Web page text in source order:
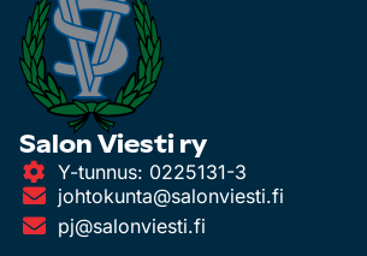
Salon Viesti ry
Y-tunnus: 0225131-3
johtokunta@salonviesti.fi
pj@salonviesti.fi